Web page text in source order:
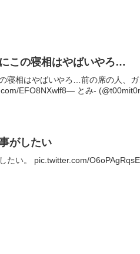
この寝相はやばいやろ…
寝相はやばいやろ…前の席の人、
EFO8NXwlf8— とみ-
がしたい
たい。 pic.twitter.com/